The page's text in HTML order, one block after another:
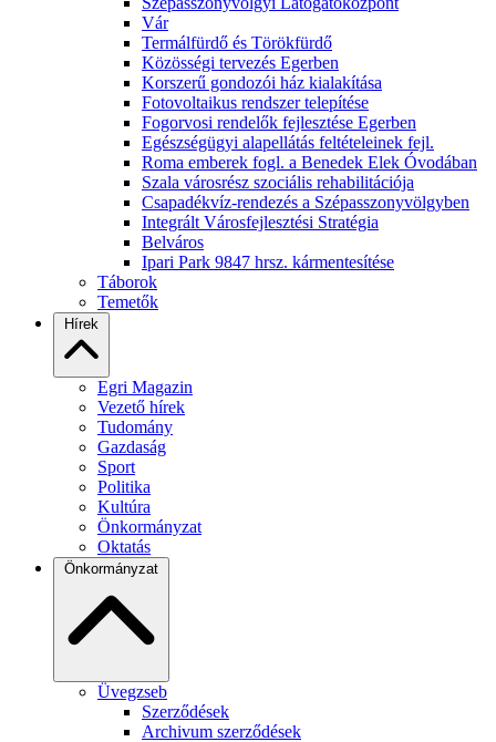
Vár
Termálfürdő és Törökfürdő
Közösségi tervezés Egerben
Korszerű gondozói ház kialakítása
Fotovoltaikus rendszer telepítése
Fogorvosi rendelők fejlesztése Egerben
Egészségügyi alapellátás feltételeinek fejl.
Roma emberek fogl. a Benedek Elek Óvodában
Szala városrész szociális rehabilitációja
Csapadékvíz-rendezés a Szépasszonyvölgyben
Integrált Városfejlesztési Stratégia
Belváros
Ipari Park 9847 hrsz. kármentesítése
Táborok
Temetők
Hírek
Egri Magazin
Vezető hírek
Tudomány
Gazdaság
Sport
Politika
Kultúra
Önkormányzat
Oktatás
Önkormányzat
Üvegzseb
Szerződések
Archivum szerződések